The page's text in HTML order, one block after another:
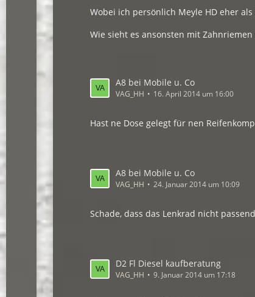
Wobei ich persönlich Meyle HD eher
Wie sieht es ansonsten mit
A8 bei Mobile u. Co
VAG_HH 16. April 2014 um 16:00
Hast ne Dose gelegt für nen
A8 bei Mobile u. Co
VAG_HH 24. Januar 2014 um 10:09
Schade, dass das Lenkrad nicht
D2 Fl Diesel kaufberatung
VAG_HH 9. Januar 2014 um 17:18